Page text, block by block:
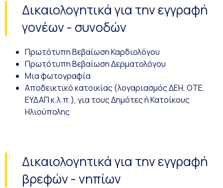
Δικαιολογητικά για την εγγραφή
γονέων - συνοδών
Πρωτότυπη Βεβαίωση Καρδιολόγου
Πρωτότυπη Βεβαίωση Δερματολόγου
Μια φωτογραφία
Αποδεικτικό κατοικίας (λογαριασμός ΔΕΗ, ΟΤΕ,
ΕΥΔΑΠ κ.λ.π.), για τους Δημότες ή Κατοίκους
Ηλιούπολης
Δικαιολογητικά για την εγγραφή
βρεφών - νηπίων